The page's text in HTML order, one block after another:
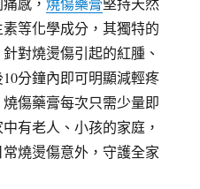
等化學成分，其獨特的
對燒燙傷引起的紅腫、
分鐘內即可明顯減輕疼
傷藥膏每次只需少量即
有老人、小孩的家庭，
燒燙傷意外，守護全家